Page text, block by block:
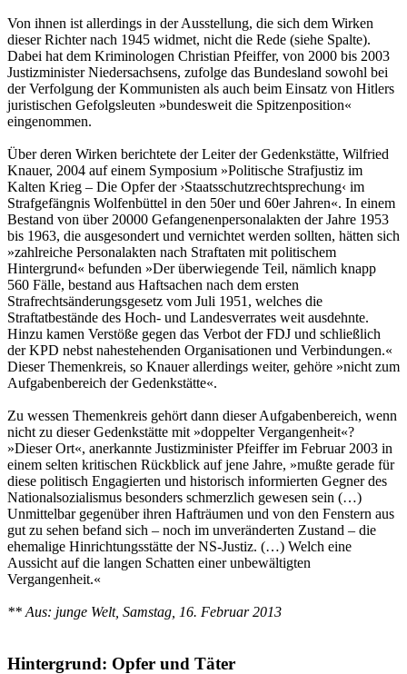
Von ihnen ist allerdings in der Ausstellung, die sich dem Wirken
dieser Richter nach 1945 widmet, nicht die Rede (siehe Spalte).
Dabei hat dem Kriminologen Christian Pfeiffer, von 2000 bis 2003
Justizminister Niedersachsens, zufolge das Bundesland sowohl bei
der Verfolgung der Kommunisten als auch beim Einsatz von Hitlers
juristischen Gefolgsleuten »bundesweit die Spitzenposition«
eingenommen.
Über deren Wirken berichtete der Leiter der Gedenkstätte, Wilfried
Knauer, 2004 auf einem Symposium »Politische Strafjustiz im
Kalten Krieg – Die Opfer der ›Staatsschutzrechtsprechung‹ im
Strafgefängnis Wolfenbüttel in den 50er und 60er Jahren«. In einem
Bestand von über 20000 Gefangenenpersonalakten der Jahre 1953
bis 1963, die ausgesondert und vernichtet werden sollten, hätten sich
»zahlreiche Personalakten nach Straftaten mit politischem
Hintergrund« befunden »Der überwiegende Teil, nämlich knapp
560 Fälle, bestand aus Haftsachen nach dem ersten
Strafrechtsänderungsgesetz vom Juli 1951, welches die
Straftatbestände des Hoch- und Landesverrates weit ausdehnte.
Hinzu kamen Verstöße gegen das Verbot der FDJ und schließlich
der KPD nebst nahestehenden Organisationen und Verbindungen.«
Dieser Themenkreis, so Knauer allerdings weiter, gehöre »nicht zum
Aufgabenbereich der Gedenkstätte«.
Zu wessen Themenkreis gehört dann dieser Aufgabenbereich, wenn
nicht zu dieser Gedenkstätte mit »doppelter Vergangenheit«?
»Dieser Ort«, anerkannte Justizminister Pfeiffer im Februar 2003 in
einem selten kritischen Rückblick auf jene Jahre, »mußte gerade für
diese politisch Engagierten und historisch informierten Gegner des
Nationalsozialismus besonders schmerzlich gewesen sein (…)
Unmittelbar gegenüber ihren Hafträumen und von den Fenstern aus
gut zu sehen befand sich – noch im unveränderten Zustand – die
ehemalige Hinrichtungsstätte der NS-Justiz. (…) Welch eine
Aussicht auf die langen Schatten einer unbewältigten
Vergangenheit.«
** Aus: junge Welt, Samstag, 16. Februar 2013
Hintergrund: Opfer und Täter